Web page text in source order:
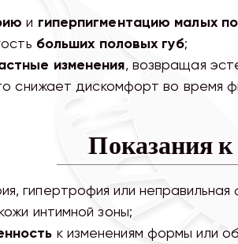
и гиперпигментацию малых
больших половых губ;
изменения, возвращая
снижает дискомфорт во время
Показания к
гипертрофия или
интимной зоны;
к изменениям формы или